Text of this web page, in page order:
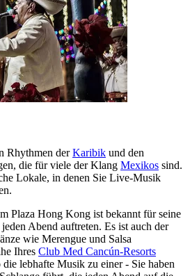
Rhythmen derKaribik und den
die für viele der Klang Mexikos sind.
Lokale, in denen Sie Live-Musik
Plaza Hong Kong ist bekannt für seine
Abend auftreten. Es ist auch der
wie Merengue und Salsa
Ihres Club Med Cancún-Resorts
die lebhafte Musik zu einer - Sie haben